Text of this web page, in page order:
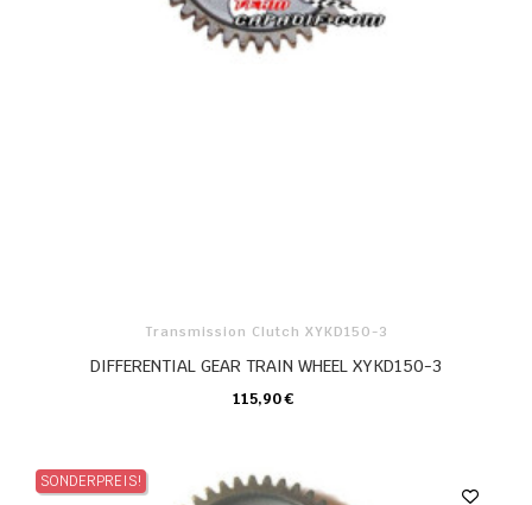
Transmission Clutch XYKD150-3
DIFFERENTIAL GEAR TRAIN WHEEL XYKD150-3
115,90 €
KARTE
SONDERPREIS!